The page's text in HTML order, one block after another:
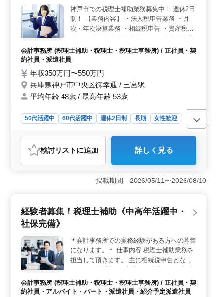
境が整っています。また、秋葉原駅からのアクセスが良
好なため、通勤もストレスなく行えます。 ＜キャリ
アアップ支援＞ この会計事務所では、担当件数を徐々
に増やし、自身のスキルアップを支援しています。ベテ
ランの方々も歓迎し、安心して長く働ける環境が整って
います。さらに、柔軟なコミュニケーションが取れる方
を歓迎しており、チームとしての協力体制も整っていま
す。
神戸市での税理士補助業務募集中！ 週休2日
制！ 【業務内容】 ・法人税申告業務 ・月
次・年次決算業務 ・相続税申告 ・資産税業
業務 等 今までの経験が活かせるお仕事で
す！ ご応募お待ちしております！
会計事務所 (税理士補助・税理士・税理士事務所) / 正社員・契
約社員・派遣社員
年収350万円〜550万円
兵庫県神戸市中央区御幸通 / 三宮駅
平均年齢 48歳 / 最高年齢 53歳
50代活躍中 60代活躍中 週休2日制 長期
女性歓迎
おすすめポイント
＜法人税理士補助業務のお仕事＞ 神戸市中央区で、法
人税理士補助業務のスタッフを募集しています。駅チカ
の便利な立地に事務所があり、週休2日制で働きやすい環
境を提供しています。また、経験者の方を歓迎中で
まれます。経験が豊富な方はもちろん、これからステッ
プアップを目指す方も歓迎です。 ＜待遇と働きやす
さ＞ 週休2日制で土日祝がお休みとなり、年収は360万
円〜550万円。通勤手当は実費支給、雇用・労災・健康・
厚生の福利厚生も整っています。月10時間程度の残業で
ワークライフバランスを重視し、安心してお仕事に取り
組むことができます。
検討リスト に追加 詳しく見る
掲載期間 2026/05/11〜2026/08/10
経験者募集！税理士補助《中高年活躍中・
社保完備》
＊会計事務所での実務経験がある方への募集
になります。＊ 仕事内容 税理士補助業務を
担当して頂きます。 主に相続税申告となり
評価、現地調査) ・遺産分割時の協議の立会
・生前対策についての相談 ・資産税対策 ・
会計事務所 (税理士補助・税理士・税理士事務所) / 正社員・契
約社員・アルバイト・パート・派遣社員・紹介予定派遣社員